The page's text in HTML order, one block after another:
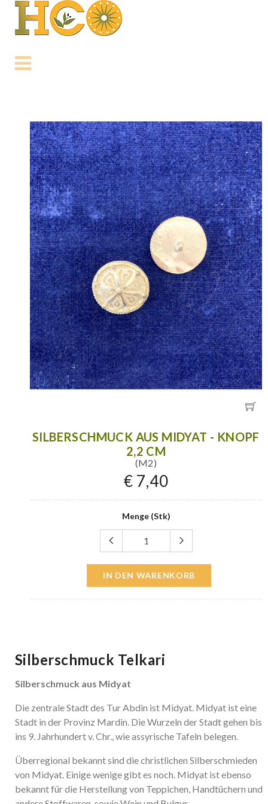
SILBERSCHMUCK AUS MIDYAT - KNOPF
2,2 CM
(M2)
€ 7,40
Menge (Stk)
IN DEN WARENKORB
Silberschmuck Telkari
Silberschmuck aus Midyat
Die zentrale Stadt des Tur Abdin ist Midyat. Midyat ist eine
Stadt in der Provinz Mardin. Die Wurzeln der Stadt gehen bis
ins 9. Jahrhundert v. Chr., wie assyrische Tafeln belegen.
Überregional bekannt sind die christlichen Silberschmieden
von Midyat. Einige wenige gibt es noch. Midyat ist ebenso
bekannt für die Herstellung von Teppichen, Handtüchern und